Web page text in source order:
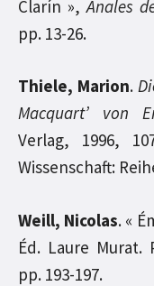
Clarín »,Anales
pp. 13-26.
Thiele, Marion.
Macquart’ von
Verlag, 1996,
Wissenschaft:
Weill, Nicolas. «
Éd. Laure Murat.
pp. 193-197.